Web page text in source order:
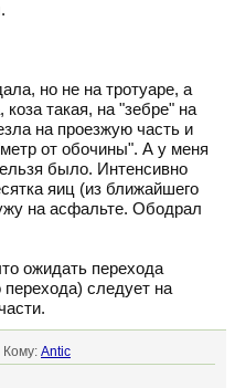
но не на тротуаре, а
такая, на "зебре" на
на проезжую часть и
от обочины". А у меня
было. Интенсивно
яиц (из ближайшего
на асфальте. Ободрал
ожидать перехода
перехода) следует на
Кому: Antic